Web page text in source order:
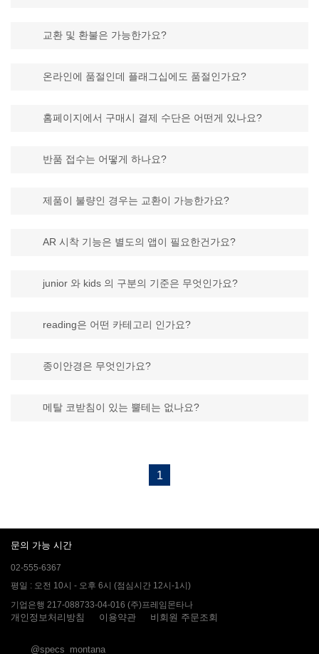
교환 및 환불은 가능한가요?
온라인에 품절인데 플래그십에도 품절인가요?
홈페이지에서 구매시 결제 수단은 어떤게 있나요?
반품 접수는 어떻게 하나요?
제품이 불량인 경우는 교환이 가능한가요?
AR 시착 기능은 별도의 앱이 필요한건가요?
junior 와 kids 의 구분의 기준은 무엇인가요?
reading은 어떤 카테고리 인가요?
종이안경은 무엇인가요?
메탈 코받침이 있는 뿔테는 없나요?
1
문의 가능 시간
02-555-6367
평일 : 오전 10시 - 오후 6시 (점심시간 12시-1시)
기업은행 217-088733-04-016 (주)프레임몬타나
개인정보처리방침 이용약관 비회원 주문조회
@specs_montana